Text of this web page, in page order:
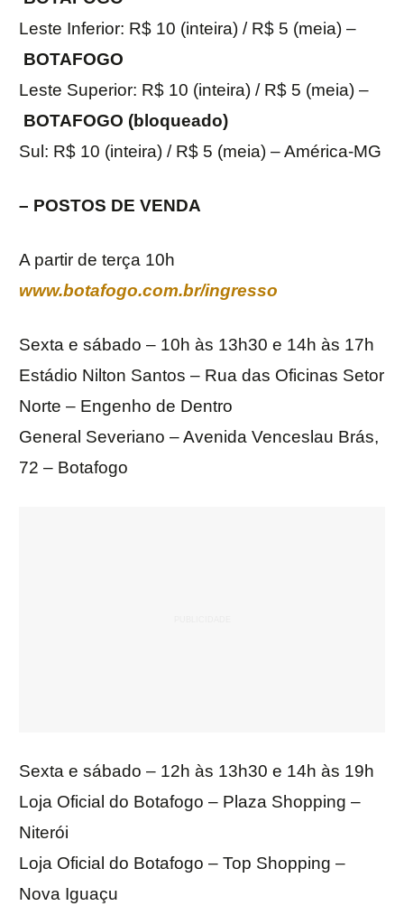
Leste Inferior: R$ 10 (inteira) / R$ 5 (meia) –
BOTAFOGO
Leste Superior: R$ 10 (inteira) / R$ 5 (meia) –
BOTAFOGO (bloqueado)
Sul: R$ 10 (inteira) / R$ 5 (meia) – América-MG
– POSTOS DE VENDA
A partir de terça 10h
www.botafogo.com.br/ingresso
Sexta e sábado – 10h às 13h30 e 14h às 17h
Estádio Nilton Santos – Rua das Oficinas Setor
Norte – Engenho de Dentro
General Severiano – Avenida Venceslau Brás,
72 – Botafogo
Sexta e sábado – 12h às 13h30 e 14h às 19h
Loja Oficial do Botafogo – Plaza Shopping –
Niterói
Loja Oficial do Botafogo – Top Shopping –
Nova Iguaçu